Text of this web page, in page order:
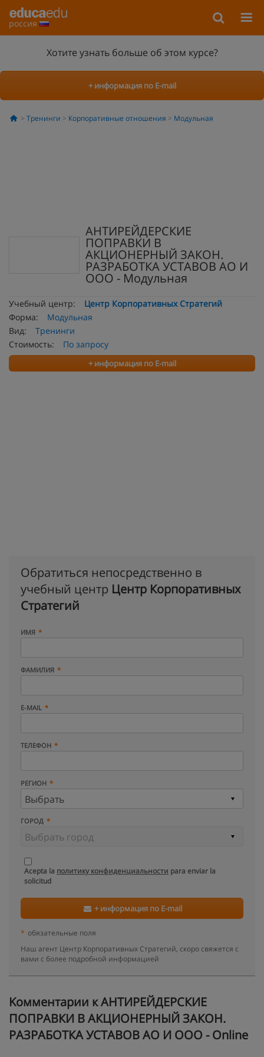
россия
Хотите узнать больше об этом курсе?
+ информация по E-mail
Тренинги Корпоративные отношения Модульная
АНТИРЕЙДЕРСКИЕ
ПОПРАВКИ В
АКЦИОНЕРНЫЙ ЗАКОН.
РАЗРАБОТКА УСТАВОВ АО И
ООО - Модульная
Учебный центр:
Центр Корпоративных Стратегий
Форма:
Модульная
Вид:
Тренинги
Стоимость:
По запросу
+ информация по E-mail
Обратиться непосредственно в
учебный центр Центр Корпоративных
Стратегий
ИМЯ
ФАМИЛИЯ
E-MAIL
ТЕЛЕФОН
РЕГИОН
ГОРОД
Acepta la политику конфиденциальности para enviar la
solicitud
+ информация по E-mail
* обязательные поля
Наш агент Центр Корпоративных Стратегий, скоро свяжется с
вами с более подробной информацией
Kомментарии к АНТИРЕЙДЕРСКИЕ
ПОПРАВКИ В АКЦИОНЕРНЫЙ ЗАКОН.
РАЗРАБОТКА УСТАВОВ АО И ООО - Online